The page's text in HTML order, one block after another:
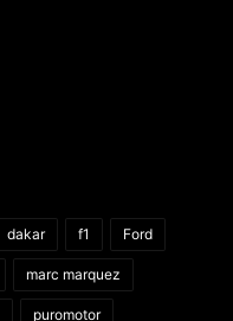
dakar f1 Ford
marc marquez
puromotor